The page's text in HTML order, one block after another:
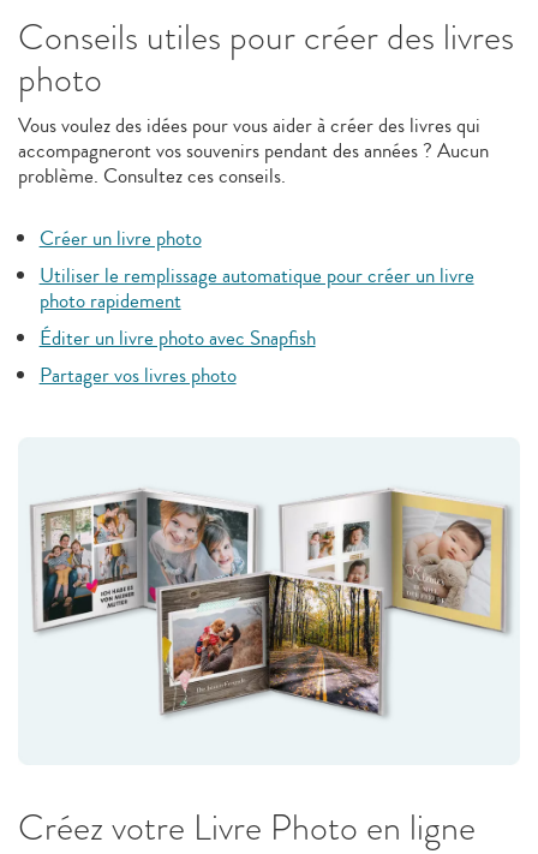
Conseils utiles pour créer des livres
photo
Vous voulez des idées pour vous aider à créer des livres qui
accompagneront vos souvenirs pendant des années ? Aucun
problème. Consultez ces conseils.
Créer un livre photo
Utiliser le remplissage automatique pour créer un livre
photo rapidement
Éditer un livre photo avec Snapfish
Partager vos livres photo
Créez votre Livre Photo en ligne